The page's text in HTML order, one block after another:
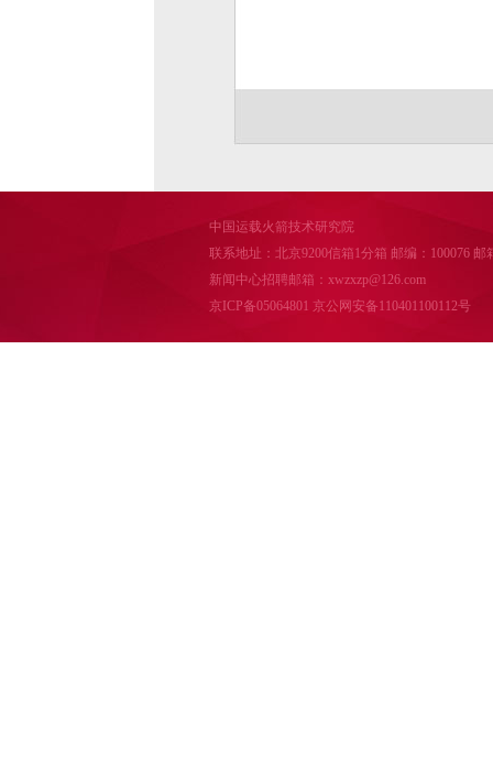
中国运载火箭技术研究院
联系地址：北京9200信箱1分箱 邮编：100076 邮
新闻中心招聘邮箱：xwzxzp@126.com
京ICP备05064801 京公网安备110401100112号